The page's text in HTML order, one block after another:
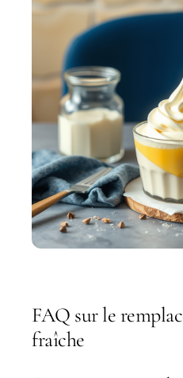
FAQ sur le
fraîche